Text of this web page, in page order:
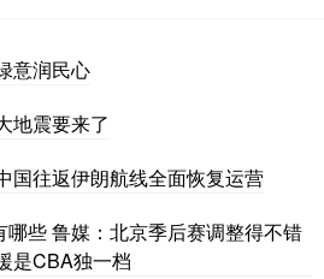
意润民心
地震要来了
国往返伊朗航线全面恢复运营
些 鲁媒：北京季后赛调整得不错
是CBA独一档